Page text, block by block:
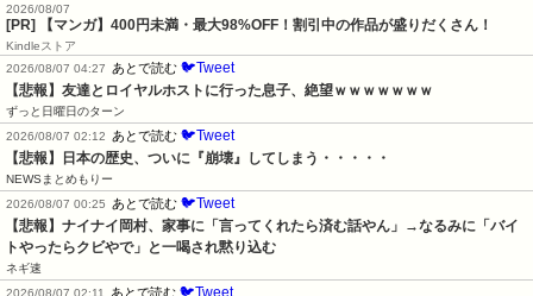
2026/08/07
[PR] 【マンガ】400円未満・最大98%OFF！割引中の作品が盛りだくさん！
Kindleストア
2026/08/07 04:27
あとで読む 🐦Tweet
【悲報】友達とロイヤルホストに行った息子、絶望ｗｗｗｗｗｗｗ
ずっと日曜日のターン
2026/08/07 02:12
あとで読む 🐦Tweet
【悲報】日本の歴史、ついに『崩壊』してしまう・・・・・
NEWSまとめもりー
2026/08/07 00:25
あとで読む 🐦Tweet
【悲報】ナイナイ岡村、家事に「言ってくれたら済む話やん」→なるみに「バイ
トやったらクビやで」と一喝され黙り込む
ネギ速
あとで読む